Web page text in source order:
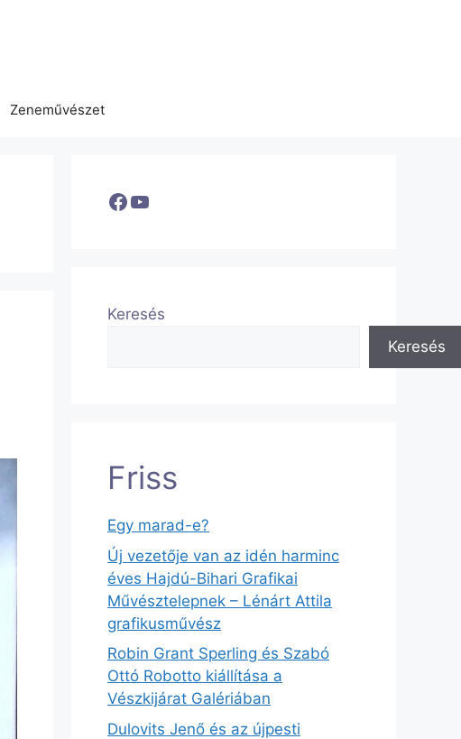
Zeneművészet
Facebook
YouTube
Keresés
Keresés
Friss
Egy marad-e?
Új vezetője van az idén harminc
éves Hajdú-Bihari Grafikai
Művésztelepnek – Lénárt Attila
grafikusművész
Robin Grant Sperling és Szabó
Ottó Robotto kiállítása a
Vészkijárat Galériában
Dulovits Jenő és az újpesti